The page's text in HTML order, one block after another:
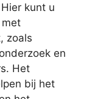
kunt u
zoals
en
Het
bij het